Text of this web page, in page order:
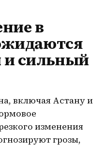
в
и сильный
включая Астану и
изменения
грозы,